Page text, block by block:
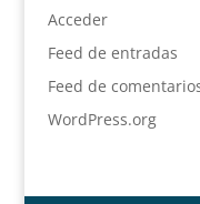
Acceder
Feed de entradas
Feed de
WordPress.org